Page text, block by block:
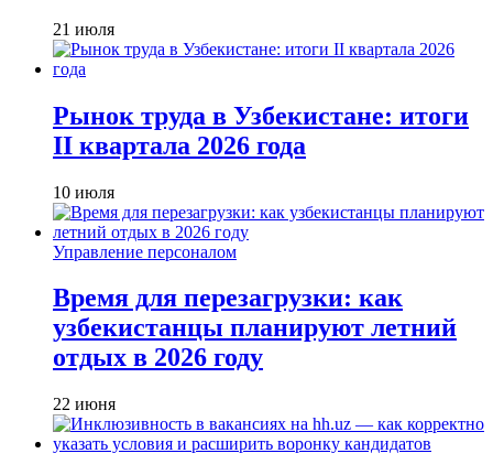
21 июля
Рынок труда в Узбекистане: итоги
II квартала 2026 года
10 июля
Управление персоналом
Время для перезагрузки: как
узбекистанцы планируют летний
отдых в 2026 году
22 июня